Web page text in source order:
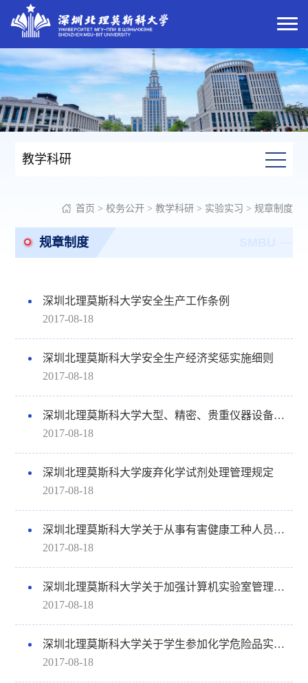
教学科研
首页 > 校务公开> 教学科研> 实验实习 > 规章制度
规章制度
深圳北理莫斯科大学安全生产工作条例
2017-08-18
深圳北理莫斯科大学安全生产经济奖惩实施细则
2017-08-18
深圳北理莫斯科大学大型、精密、贵重仪器设备单独立户管理办法
2017-08-18
深圳北理莫斯科大学废弃化学试剂处理管理规定
2017-08-18
深圳北理莫斯科大学关于从事有害健康工种人员营养保健等级和标准的实施细则
2017-08-18
深圳北理莫斯科大学关于加强计算机实验室管理的若干规定
2017-08-18
深圳北理莫斯科大学关于学生参加化学危险品实验的安全管理规定
2017-08-18